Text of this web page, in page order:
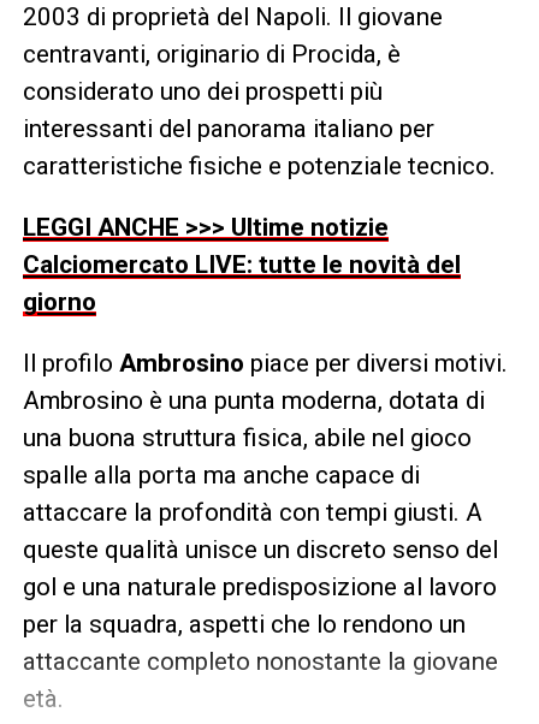
2003 di proprietà del Napoli. Il giovane
centravanti, originario di Procida, è
considerato uno dei prospetti più
interessanti del panorama italiano per
caratteristiche fisiche e potenziale tecnico.
LEGGI ANCHE >>> Ultime notizie
Calciomercato LIVE: tutte le novità del
giorno
Il profilo Ambrosino piace per diversi motivi.
Ambrosino è una punta moderna, dotata di
una buona struttura fisica, abile nel gioco
spalle alla porta ma anche capace di
attaccare la profondità con tempi giusti. A
queste qualità unisce un discreto senso del
gol e una naturale predisposizione al lavoro
per la squadra, aspetti che lo rendono un
attaccante completo nonostante la giovane
età.